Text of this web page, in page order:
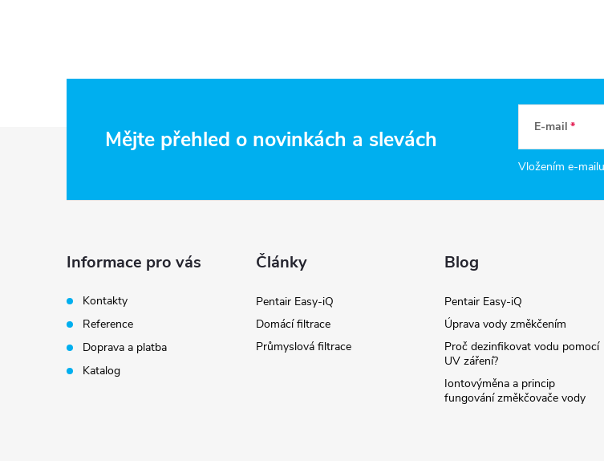
Mějte přehled o novinkách a slevách E-mail
Vložením e-
Informace pro vás
Kontakty
Reference
Doprava a platba
Katalog
Články
Pentair Easy-iQ
Domácí filtrace
Průmyslová filtrace
Blog
Pentair Easy-iQ
Úprava vody změkčením
Proč dezinfikovat vodu pomocí
UV záření?
Iontovýměna a princip
fungování změkčovače vody